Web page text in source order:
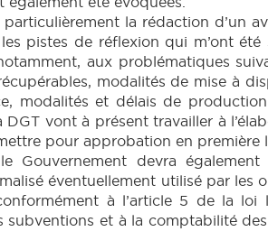
la rédaction d’un
pistes de réflexion qui m’ont
aux problématiques
modalités de mise à
modalités et délais de
vont à présent travailler à
pour approbation en première
Gouvernement devra
éventuellement utilisé par les
à l’article 5 de la
subventions et à la comptabilité